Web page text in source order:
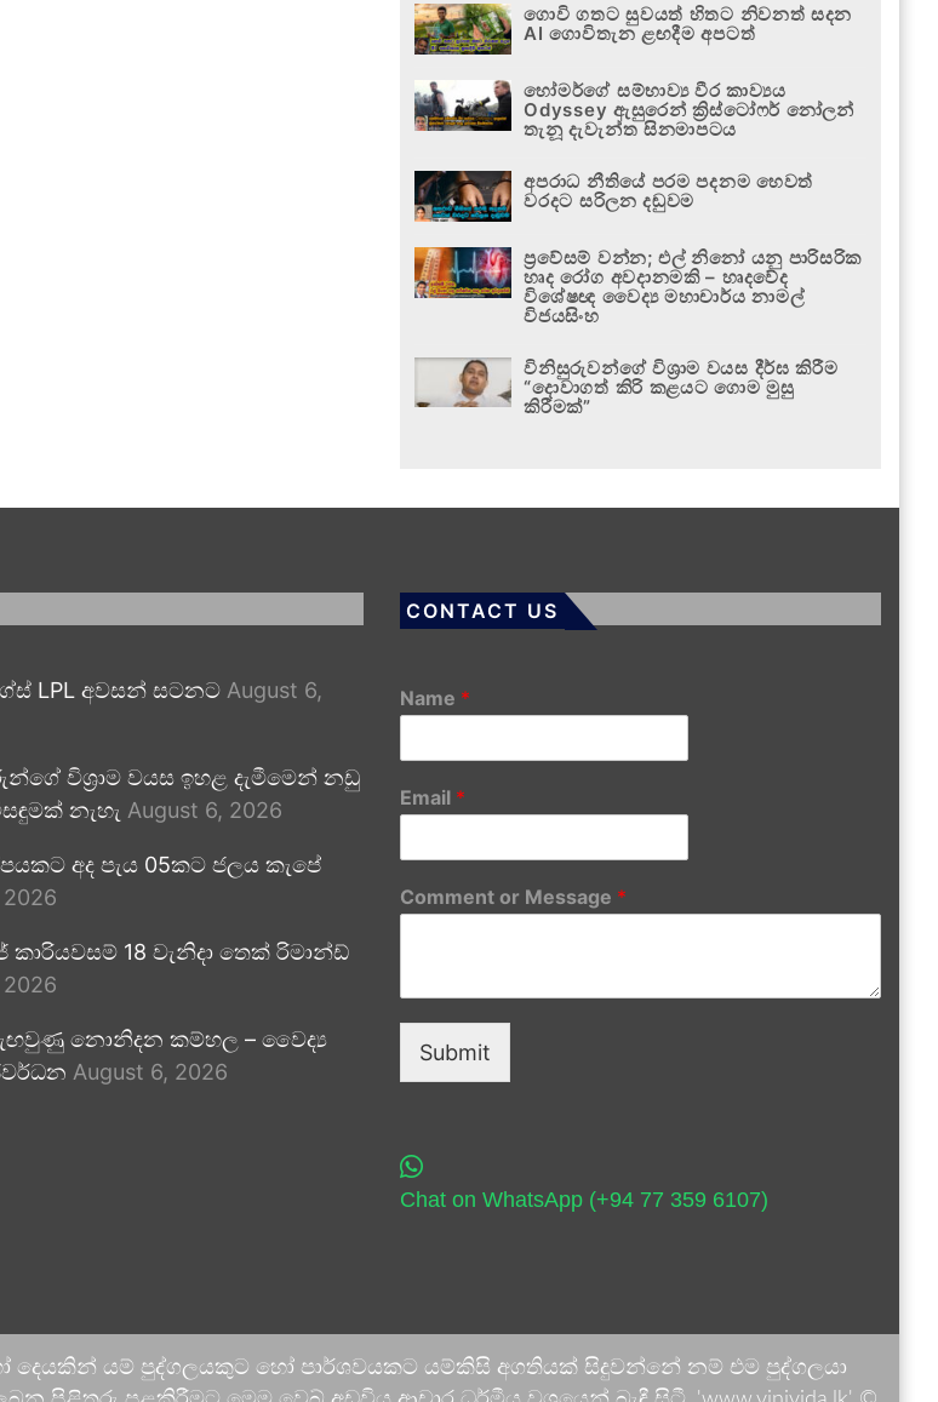
ගොවි ගතට සුවයත් හිතට නිවනත් සදන
AI ගොවිතැන ළඟදීම අපටත්
හෝමර්ගේ සම්භාව්‍ය වීර කාව්‍යය
Odyssey ඇසුරෙන් ක්‍රිස්ටෝෆර් නෝලන්
තැනූ දැවැන්ත සිනමාපටය
අපරාධ නීතියේ පරම පදනම හෙවත්
වරදට සරිලන දඬුවම
ප්‍රවේසම් වන්න; එල් නිනෝ යනු පාරිසරික
හෘද රෝග අවදානමකි – හෘදවේද
විශේෂඥ වෛද්‍ය මහාචාර්ය නාමල්
විජයසිංහ
විනිසුරුවන්ගේ විශ්‍රාම වයස දීර්ඝ කිරීම
“දොවාගත් කිරි කළයට ගොම මුසු
කිරීමක්”
LPL අවසන් සටනට August 6,
විශ්‍රාම වයස ඉහළ දැමීමෙන් නඩු
නැහැ August 6, 2026
අද පැය 05කට ජලය කැපේ
2026
කාරියවසම් 18 වැනිදා තෙක් රිමාන්ඩ්
2026
නොනිදන කම්හල – වෛද්‍ය
August 6, 2026
CONTACT US
Name *
Email *
Comment or Message *
Submit
Chat on WhatsApp (+94 77 359 6107)
දෙයකින් යම් පුද්ගලයකුට හෝ පාර්ශවයකට යම්කිසි අගතියක් සිදුවන්නේ නම් එම පුද්ගලයා